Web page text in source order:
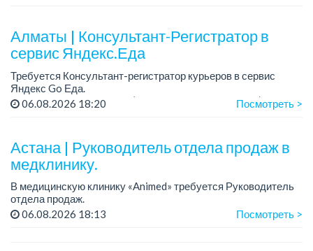
Требования: оп...
Алматы | Консультант-Регистратор в
сервис Яндекс.Еда
Требуется Консультант-регистратор курьеров в сервис
Яндекс Go Еда.
Условия: работа в офисе (Абылай хана - Макатаева).
06.08.2026 18:20 Посмотреть >
Астана | Руководитель отдела продаж в
медклинику.
В медицинскую клинику «Animed» требуется Руководитель
отдела продаж.
Зарплата: от 1 200 000 тенге в месяц.
06.08.2026 18:13 Посмотреть >